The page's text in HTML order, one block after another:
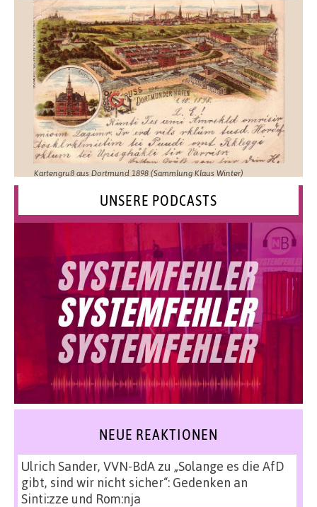
Kartengruß aus Dortmund 1898 (Sammlung Klaus Winter)
UNSERE PODCASTS
NEUE REAKTIONEN
Ulrich Sander, VVN-BdAzu „Solange es die AfD
gibt, sind wir nicht sicher“: Gedenken an
Sinti:zze und Rom:nja